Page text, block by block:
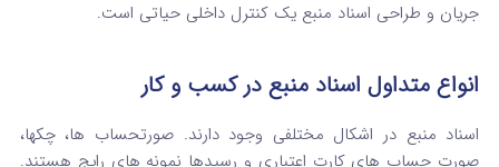
جریان و طراحی اسناد منبع یک کنترل داخلی حیاتی است.
انواع متداول اسناد منبع در کسب‌ و کار
اسناد منبع در اشکال مختلفی وجود دارند. صورتحساب‌ ها، چکها،
صورت‌ حساب های کارت اعتباری و رسیدها نمونه‌ های رایج هستند.